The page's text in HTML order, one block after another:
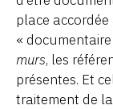
place
«
murs, les
présentes. Et
traitement de